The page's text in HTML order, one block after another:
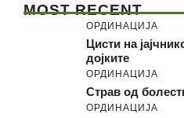
MOST RECENT
ОРДИНАЦИЈА
Цисти на
дојките
ОРДИНАЦИЈА
Страв од
ОРДИНАЦИЈА